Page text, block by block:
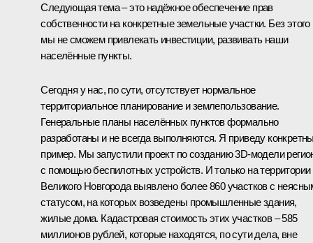
Следующая тема – это надёжное обеспечение прав
собственности на конкретные земельные участки. Без этого
мы не сможем привлекать инвестиции, развивать наши
населённые пункты.
Сегодня у нас, по сути, отсутствует нормальное
территориальное планирование и землепользование.
Генеральные планы населённых пунктов формально
разработаны и не всегда выполняются. Я приведу
пример. Мы запустили проект по созданию 3D-модели
с помощью беспилотных устройств. И только на территории
Великого Новгорода выявлено более 860 участков с
статусом, на которых возведены промышленные здания,
жилые дома. Кадастровая стоимость этих участков – 585
миллионов рублей, которые находятся, по сути дела, вне